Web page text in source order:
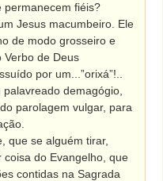
permanecem fiéis?
Jesus macumbeiro. Ele
de modo grosseiro e
Verbo de Deus
por um...”orixá”!..
demagógio,
parolagem vulgar, para
se alguém tirar,
do Evangelho, que
contidas na Sagrada